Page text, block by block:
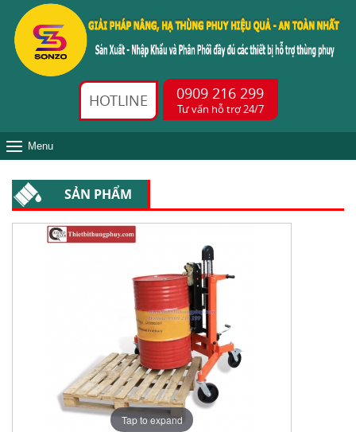
HOTLINE 0909 216 299
Tư vấn hỗ trợ 24/7
Menu
SẢN PHẨM
Tap to expand